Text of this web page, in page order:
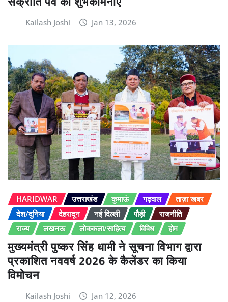
Kailash Joshi Jan 13, 2026
HARIDWAR उत्तराखंड कुमाऊं गढ़वाल
ताज़ा खबर
देश/दुनिया
देहरादून नई दिल्ली पौड़ी
राजनीति
राज्य
लखनऊ लोककला/साहित्य विविध होम
मुख्यमंत्री पुष्कर सिंह धामी ने सूचना विभाग द्वारा
प्रकाशित नववर्ष 2026 के कैलेंडर का किया
विमोचन
Kailash Joshi Jan 12, 2026